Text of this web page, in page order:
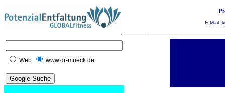
E-Mail:
Web www.dr-mueck.de